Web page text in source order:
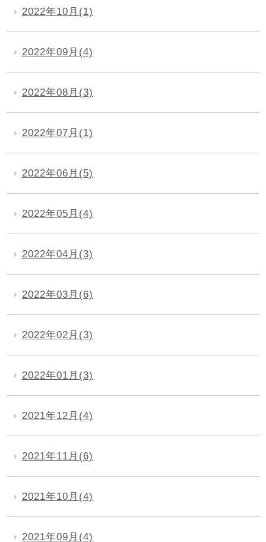
2022年10月(1)
2022年09月(4)
2022年08月(3)
2022年07月(1)
2022年06月(5)
2022年05月(4)
2022年04月(3)
2022年03月(6)
2022年02月(3)
2022年01月(3)
2021年12月(4)
2021年11月(6)
2021年10月(4)
2021年09月(4)